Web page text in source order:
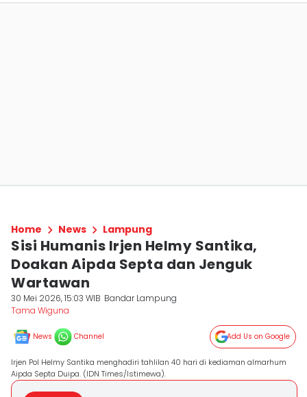
Home News Lampung
Sisi Humanis Irjen Helmy Santika,
Doakan Aipda Septa dan Jenguk
Wartawan
30 Mei 2026, 15:03 WIB Bandar Lampung
Tama Wiguna
News Channel Add Us on Google
Irjen Pol Helmy Santika menghadiri tahlilan 40 hari di kediaman almarhum
Aipda Septa Duipa. (IDN Times/Istimewa).